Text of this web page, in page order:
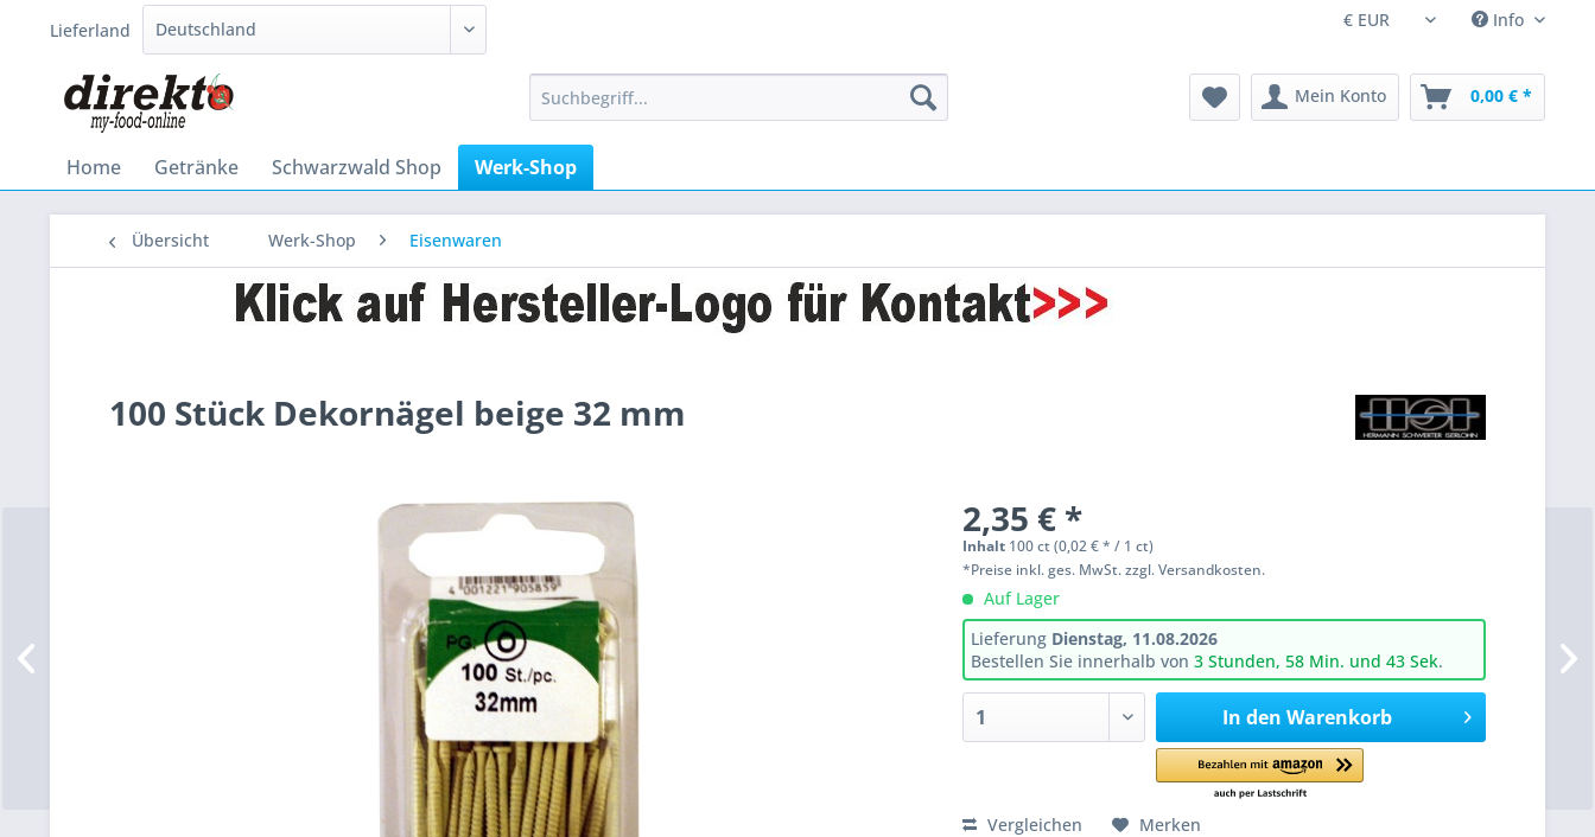
Info
Lieferland
Mein Konto 0,00 € *
Home Getränke Schwarzwald Shop Werk-Shop
Übersicht Werk-Shop Eisenwaren
100 Stück Dekornägel beige 32 mm
2,35 € *
Inhalt 100 ct (0,02 € * / 1 ct)
*Preise inkl. ges. MwSt. zzgl. Versandkosten.
Auf Lager
Lieferung Dienstag, 11.08.2026
Bestellen Sie innerhalb von3 Stunden, 58 Min. und 42 Sek.
In den Warenkorb
Vergleichen Merken